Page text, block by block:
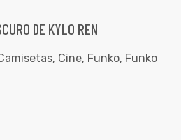
DE KYLO REN
, Cine, Funko, Funko